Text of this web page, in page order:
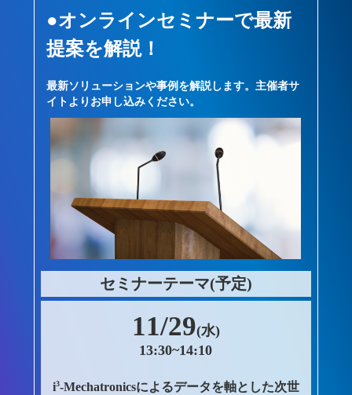
●オンラインセミナーで最新
提案を解説！
最新ソリューションや事例を解説します。主催者サ
イトよりお申し込みください。
セミナーテーマ(予定)
11/29(水)
13:30~14:10
i3-Mechatronicsによるデータを軸とした次世